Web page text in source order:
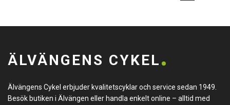
ÄLVÄNGENS CYKEL
Älvängens Cykel erbjuder kvalitetscyklar och service sedan 1949.
Besök butiken i Älvängen eller handla enkelt online – alltid med